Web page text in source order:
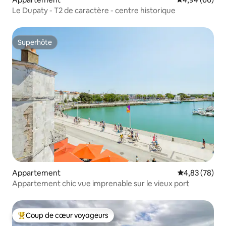
Le Dupaty - T2 de caractère - centre historique
Superhôte
Superhôte
Appartement Évaluation
4,83 (78)
Appartement chic vue imprenable sur le vieux port
Coups de cœur voyageurs les plus appréciés
Coup de cœur voyageurs